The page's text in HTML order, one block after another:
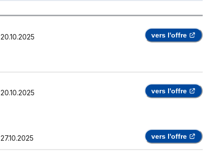
20.10.2025 vers l'offre
20.10.2025 vers l'offre
27.10.2025 vers l'offre